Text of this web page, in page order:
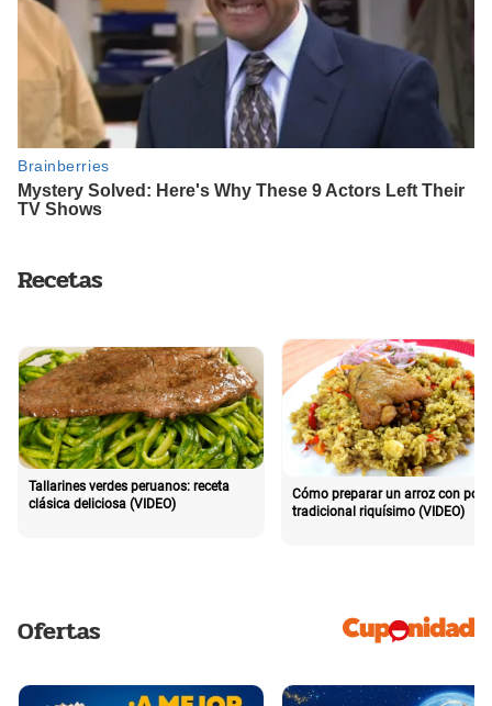
Recetas
Tallarines verdes peruanos: receta
clásica deliciosa (VIDEO)
Cómo preparar un arroz con pollo
tradicional riquísimo (VIDEO)
Ofertas